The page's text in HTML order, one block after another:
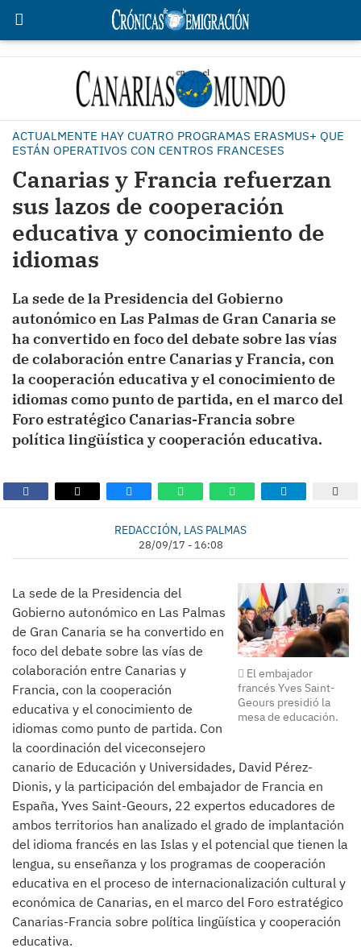
ACTUALMENTE HAY CUATRO PROGRAMAS ERASMUS+ QUE
ESTÁN OPERATIVOS CON CENTROS FRANCESES
Canarias y Francia refuerzan
sus lazos de cooperación
educativa y conocimiento de
idiomas
La sede de la Presidencia del Gobierno
autonómico en Las Palmas de Gran Canaria se
ha convertido en foco del debate sobre las vías
de colaboración entre Canarias y Francia, con
la cooperación educativa y el conocimiento de
idiomas como punto de partida, en el marco del
Foro estratégico Canarias-Francia sobre
política lingüística y cooperación educativa.
REDACCIÓN, LAS PALMAS
28/09/17 - 16:08
El embajador
francés Yves Saint-
Geours presidió la
mesa de educación.
La sede de la Presidencia del
Gobierno autonómico en Las Palmas
de Gran Canaria se ha convertido en
foco del debate sobre las vías de
colaboración entre Canarias y
Francia, con la cooperación
educativa y el conocimiento de
idiomas como punto de partida. Con
la coordinación del viceconsejero
canario de Educación y Universidades, David Pérez-
Dionis, y la participación del embajador de Francia en
España, Yves Saint-Geours, 22 expertos educadores de
ambos territorios han analizado el grado de implantación
del idioma francés en las Islas y el potencial que tienen la
lengua, su enseñanza y los programas de cooperación
educativa en el proceso de internacionalización cultural y
económica de Canarias, en el marco del Foro estratégico
Canarias-Francia sobre política lingüística y cooperación
educativa.